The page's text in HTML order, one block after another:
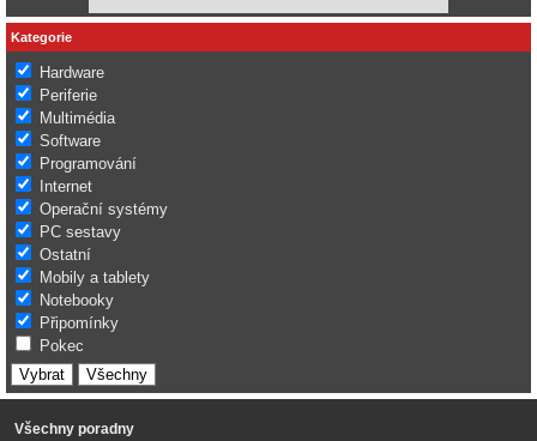
Kategorie
Hardware
Periferie
Multimédia
Software
Programování
Internet
Operační systémy
PC sestavy
Ostatní
Mobily a tablety
Notebooky
Připomínky
Pokec
Všechny poradny